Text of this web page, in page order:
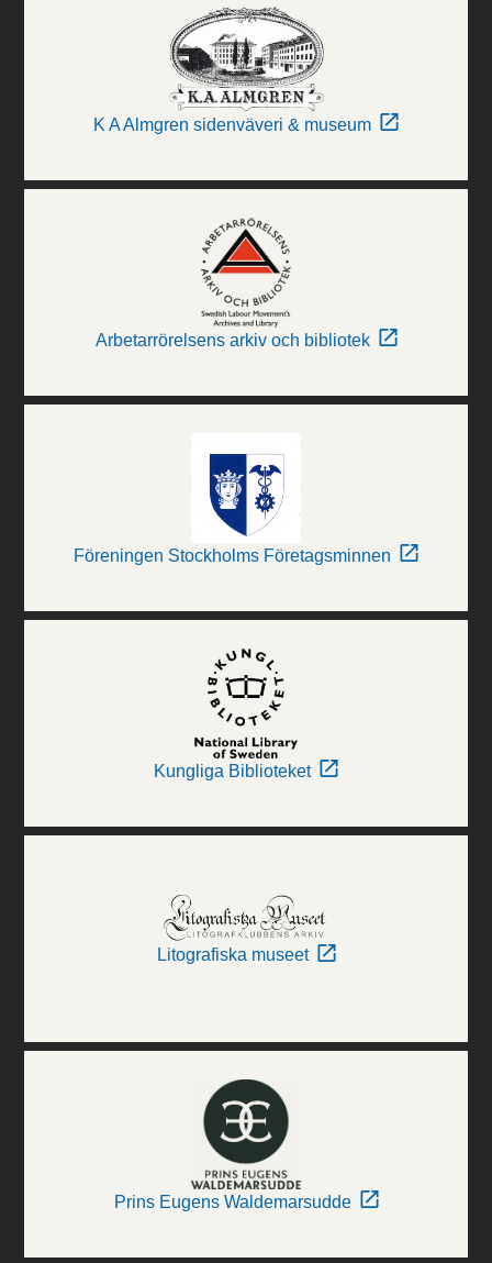
K A Almgren sidenväveri & museum
Arbetarrörelsens arkiv och bibliotek
Föreningen Stockholms Företagsminnen
Kungliga Biblioteket
Litografiska museet
Prins Eugens Waldemarsudde